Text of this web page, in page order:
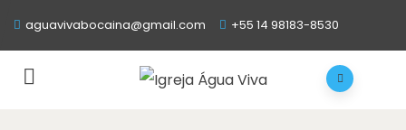
aguavivabocaina@gmail.com +55 14 98183-8530